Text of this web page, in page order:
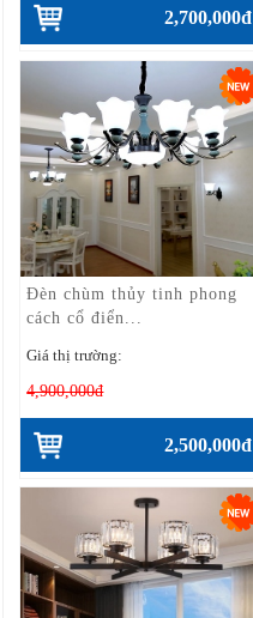
2,700,000đ
Đèn chùm thủy tinh phong
cách cổ điển...
Giá thị trường:
4,900,000đ
2,500,000đ